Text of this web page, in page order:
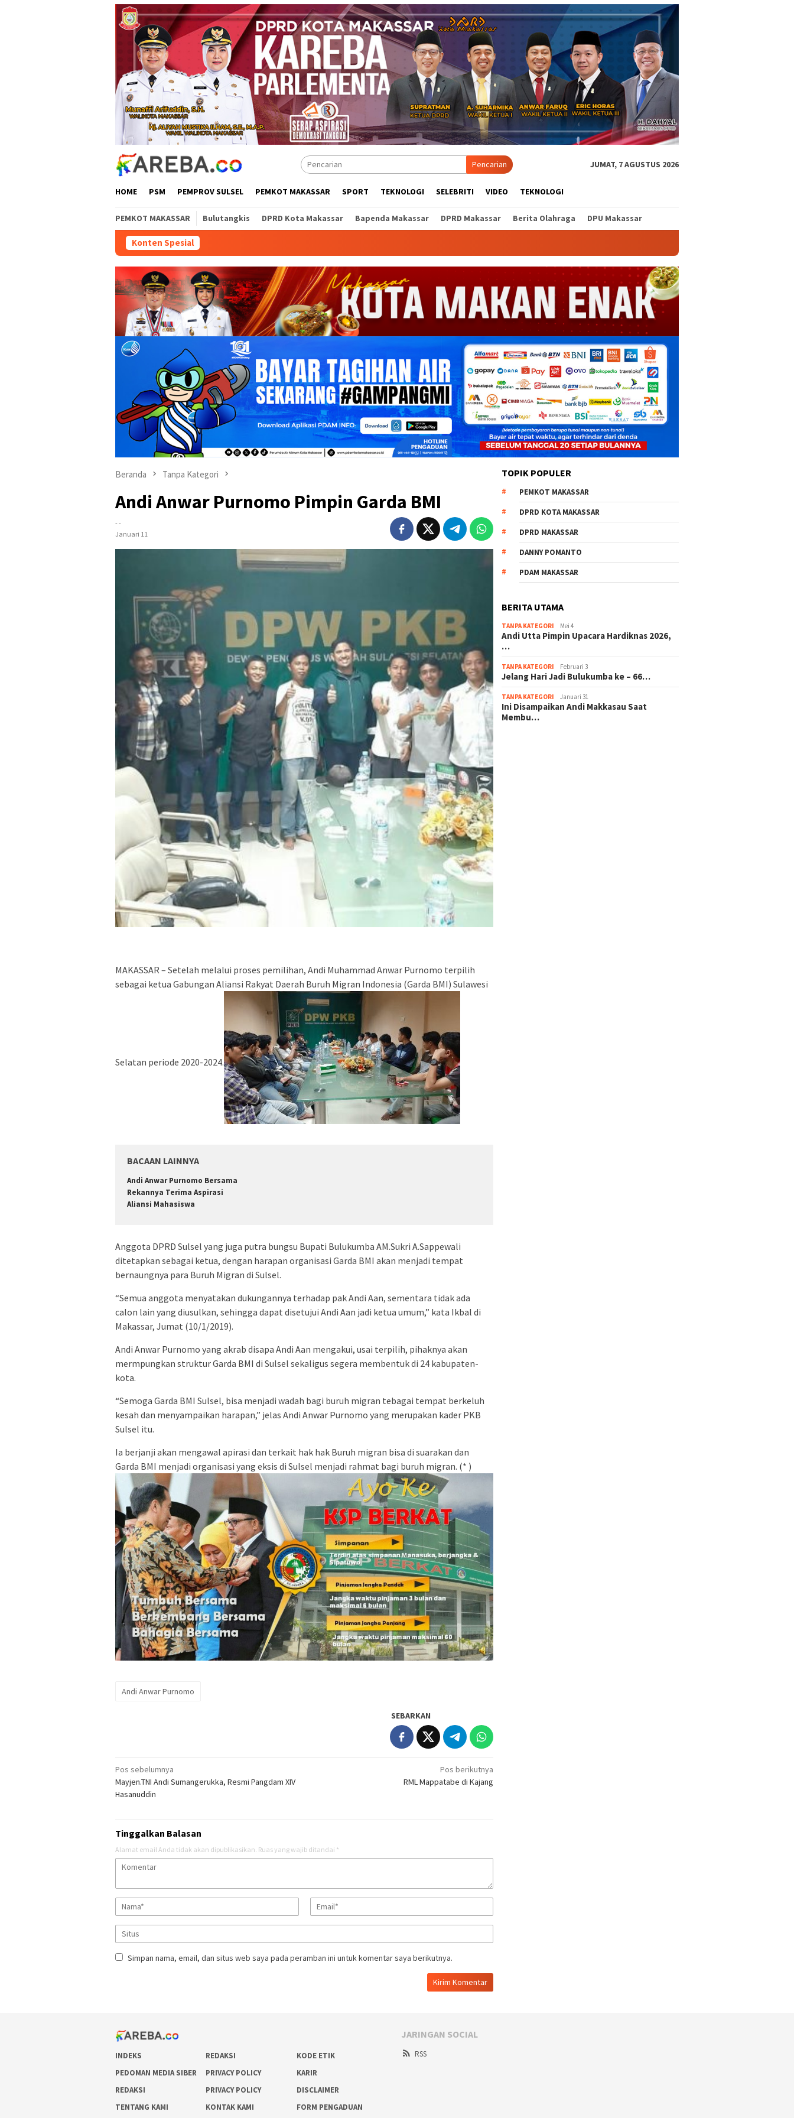
Pencarian JUMAT, 7 AGUSTUS 2026
HOME PSM PEMPROV SULSEL PEMKOT MAKASSAR SPORT TEKNOLOGI SELEBRITI VIDEO TEKNOLOGI
PEMKOT MAKASSAR Bulutangkis DPRD Kota Makassar Bapenda Makassar DPRD Makassar Berita Olahraga DPU Makassar
Konten Spesial
Beranda Tanpa Kategori
Andi Anwar Purnomo Pimpin Garda BMI
- -
Januari 11
MAKASSAR – Setelah melalui proses pemilihan, Andi Muhammad Anwar Purnomo terpilih
sebagai ketua Gabungan Aliansi Rakyat Daerah Buruh Migran Indonesia (Garda BMI) Sulawesi
Selatan periode 2020-2024.
BACAAN LAINNYA
Andi Anwar Purnomo Bersama
Rekannya Terima Aspirasi
Aliansi Mahasiswa
Anggota DPRD Sulsel yang juga putra bungsu Bupati Bulukumba AM.Sukri A.Sappewali
ditetapkan sebagai ketua, dengan harapan organisasi Garda BMI akan menjadi tempat
bernaungnya para Buruh Migran di Sulsel.
“Semua anggota menyatakan dukungannya terhadap pak Andi Aan, sementara tidak ada
calon lain yang diusulkan, sehingga dapat disetujui Andi Aan jadi ketua umum,” kata Ikbal di
Makassar, Jumat (10/1/2019).
Andi Anwar Purnomo yang akrab disapa Andi Aan mengakui, usai terpilih, pihaknya akan
mermpungkan struktur Garda BMI di Sulsel sekaligus segera membentuk di 24 kabupaten-
kota.
“Semoga Garda BMI Sulsel, bisa menjadi wadah bagi buruh migran tebagai tempat berkeluh
kesah dan menyampaikan harapan,” jelas Andi Anwar Purnomo yang merupakan kader PKB
Sulsel itu.
Ia berjanji akan mengawal apirasi dan terkait hak hak Buruh migran bisa di suarakan dan
Garda BMI menjadi organisasi yang eksis di Sulsel menjadi rahmat bagi buruh migran. (* )
Andi Anwar Purnomo
SEBARKAN
Navigasi
pos
Pos sebelumnya
Mayjen.TNI Andi Sumangerukka, Resmi Pangdam XIV
Hasanuddin
Pos berikutnya
RML Mappatabe di Kajang
Tinggalkan Balasan
Alamat email Anda tidak akan dipublikasikan. Ruas yang wajib ditandai *
Simpan nama, email, dan situs web saya pada peramban ini untuk komentar saya berikutnya.
TOPIK POPULER
PEMKOT MAKASSAR
DPRD KOTA MAKASSAR
DPRD MAKASSAR
DANNY POMANTO
PDAM MAKASSAR
BERITA UTAMA
TANPA KATEGORI Mei 4
Andi Utta Pimpin Upacara Hardiknas 2026,
…
TANPA KATEGORI Februari 3
Jelang Hari Jadi Bulukumba ke – 66…
TANPA KATEGORI Januari 31
Ini Disampaikan Andi Makkasau Saat
Membu…
INDEKS REDAKSI
KODE ETIK
PEDOMAN MEDIA SIBER
PRIVACY POLICY
KARIR
REDAKSI
PRIVACY POLICY
DISCLAIMER
TENTANG KAMI
KONTAK KAMI FORM PENGADUAN
JARINGAN SOCIAL
RSS